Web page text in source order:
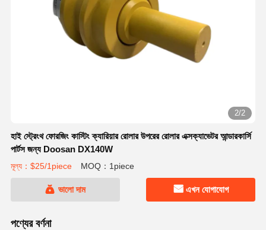
2/2
হাই স্ট্রেংথ ফোরজিং কাস্টিং ক্যারিয়ার রোলার উপরের রোলার এক্সক্যাভেটর আন্ডারকার্সি
পার্টস জন্য Doosan DX140W
মূল্য：$25/1piece MOQ：1piece
ভালো দাম এখন যোগাযোগ
পণ্যের বর্ণনা